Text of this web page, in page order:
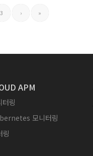
3 › »
APM
링
모니터링
링